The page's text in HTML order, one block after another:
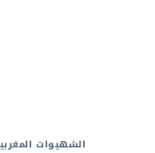
الشهيوات